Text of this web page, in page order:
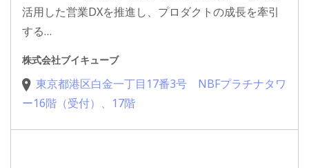
活用した営業DXを推進し、プロダクトの成長を牽引
する…
株式会社ブイキューブ
東京都港区白金一丁目17番3号 NBFプラチナタワ
ー16階（受付）、17階